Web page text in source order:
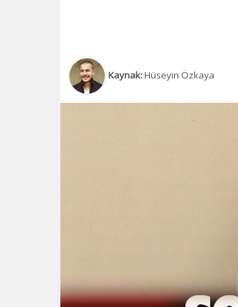
Kaynak:Hüseyin Özkaya